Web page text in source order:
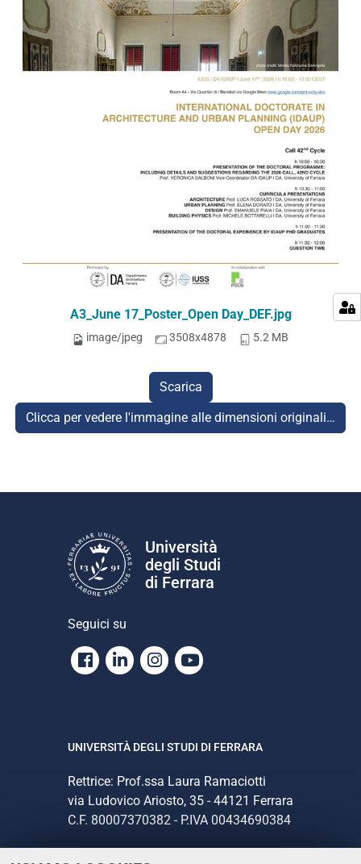
A3_June 17_Poster_Open Day_DEF.jpg
image/jpeg 3508x4878 5.2 MB
Scarica
Clicca per vedere l'immagine alle dimensioni originali…
Università
degli Studi
di Ferrara
Seguici su
Facebook
LinkedinInstagram
Youtube
UNIVERSITÀ DEGLI STUDI DI FERRARA
Rettrice: Prof.ssa Laura Ramaciotti
via Ludovico Ariosto, 35 - 44121 Ferrara
C.F. 80007370382 - P.IVA 00434690384